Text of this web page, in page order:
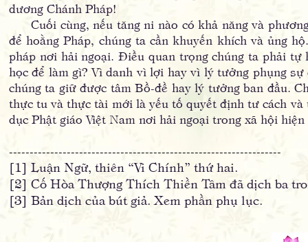
dương Chánh Pháp!
Cuối cùng, nếu tăng ni nào có khả năng và
để hoằng Pháp, chúng ta cần khuyến khích và ủng
pháp nơi hải ngoại. Điều quan trọng chúng ta phải
học để làm gì? Vì danh vì lợi hay vì lý tưởng phụng
chúng ta giữ được tâm Bồ-đề hay lý tưởng ban đầu.
thực tu và thực tài mới là yếu tố quyết định tư cách
dục Phật giáo Việt Nam nơi hải ngoại trong xã hội hiện
------------------------------------------------------------------
[1] Luận Ngữ, thiên “Vi Chính” thứ hai.
[2] Cố Hòa Thượng Thích Thiền Tâm đã dịch ba
[3] Bản dịch của bút giả. Xem phần phụ lục.